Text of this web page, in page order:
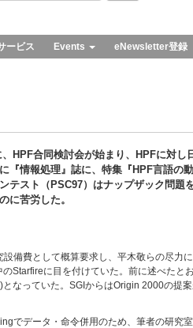
ービス Events eNewsletter登録
HPF合同検討会が始まり、HPFに対し
『情報処理』誌に、特集『HPF言語の
テスト（PSC97）はナップザック問題
に苦労した。
備費として概算要求し、平木敬らの尽力
Starfireに目を付けていた。前に述べたと
なっていた。SGIからはOrigin 2000の提
でデータ・命令併用のため、筆者の研究